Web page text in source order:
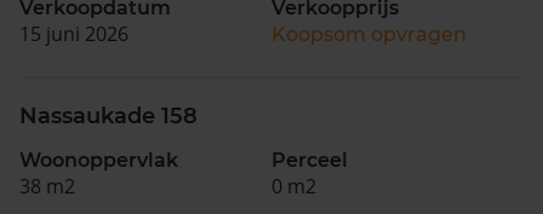
Verkoopdatum
15 juni 2026
Verkoopprijs
Koopsom opvragen
Nassaukade 158
Woonoppervlak
38 m2
Perceel
0 m2